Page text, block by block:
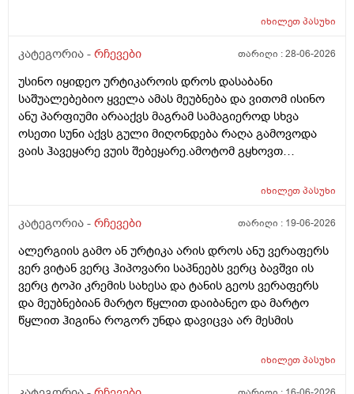
დამატენიანებელი შამპუნიც მაგრამ ყველაფერზე
შემიხლია ვიტანკები.რამე მირჩიეთ დამპუნი რა რომ
ამექავოს.ბიბხიანოს შამპუნი რომ ვიყიდო ბაბეზ3
უარესი ხომ არარის?მხოლპდ ბიბცოანის საპობს იტანს
ტანოს კანი მაგრამ შამპუნი აოხმაროა და ასე მგონია
ბაბე იფრო ნახია და თუ ბაბე მახლევს ქავილს ბიბჩენი
იგრო მომცემს?სავატაუდოთ სიმშრალისგან მექავება
ბინჩენი უკეთესია რონელი?სხვადასხვა აქვს ბუბჩენს
იხილეთპასუხი
კატეგორია - რჩევები თარიღი :28-06-2026
უსინო იყიდეო ურტიკაროის დროს დასაბანი
საშუალებებიო ყველა ამას მეუბნება და ვითომ ისინო
ანუ პარფიუმი არააქვს მაგრამ სამაგიეროდ სხვა
ოსეთი სუნი აქვს გული მიღონდება რაღა გამოვოდა
ვაის ჰავეყარე ვუის შებეყარე.ამოტომ გყხოვთ
დამატენიანებელ შამპუნს თაფლით რომ აროს იმას და
ბუბჩენის შამპუნი რომ ვიყიდო იმად?
იხილეთპასუხი
კატეგორია - რჩევები თარიღი : 19-06-2026
ალერგიის გამო ან ურტიკა არის დროს ანუ ვერაფერს
ვერ ვიტან ვერც ჰიპოვარი საპნეებს ვერც ბავშვი ის
ვერც ტოპი კრემის სახესა და ტანის გეოს ვერაფერს
და მეუბნებიან მარტო წყლით დაიბანეო და მარტო
წყლით ჰიგინა როგორ უნდა დავიცვა არ მესმის
იხილეთპასუხი